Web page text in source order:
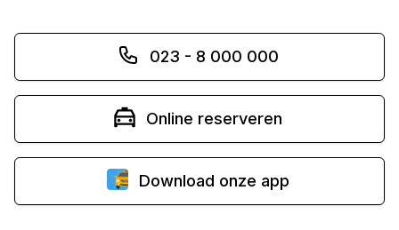
023 - 8 000 000
Online reserveren
Download onze app